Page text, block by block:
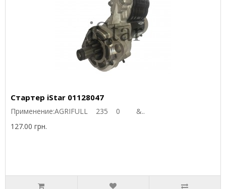
Стартер iStar 01128047
Применение:AGRIFULL 235 0 &..
127.00 грн.